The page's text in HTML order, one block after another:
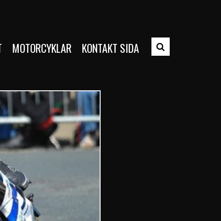
MOTORCYKLAR KONTAKT SIDA